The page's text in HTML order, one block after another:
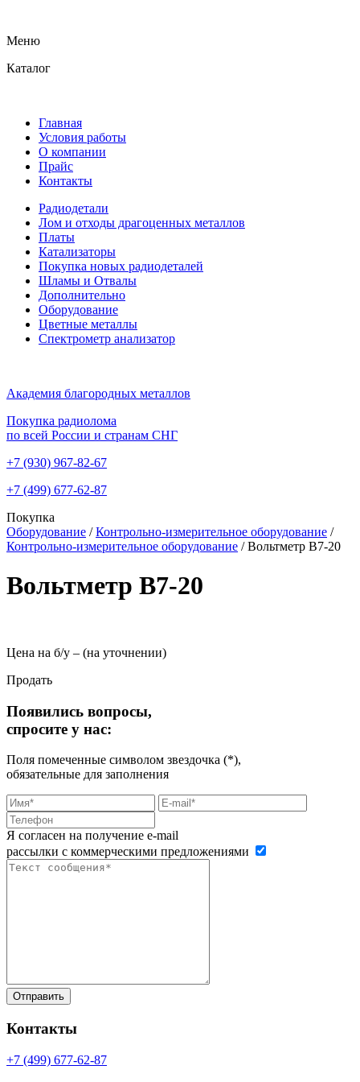
Меню
Каталог
Главная
Условия работы
О компании
Прайс
Контакты
Радиодетали
Лом и отходы драгоценных металлов
Платы
Катализаторы
Покупка новых радиодеталей
Шламы и Отвалы
Дополнительно
Оборудование
Цветные металлы
Спектрометр анализатор
Академия благородных металлов
Покупка радиолома
по всей России и странам СНГ
+7 (930) 967-82-67
+7 (499) 677-62-87
Покупка
Оборудование / Контрольно-измерительное оборудование /
Контрольно-измерительное оборудование / Вольтметр В7-20
Вольтметр В7-20
Цена на б/у – (на уточнении)
Продать
Появились вопросы,
спросите у нас:
Поля помеченные символом звездочка (*),
обязательные для заполнения
Я согласен на получение e-mail
рассылки с коммерческими предложениями
Контакты
+7 (499) 677-62-87